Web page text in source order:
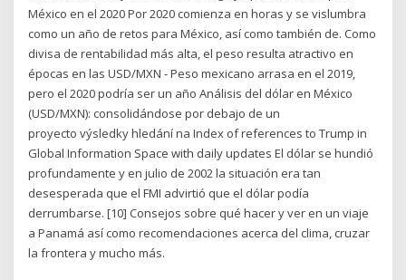
México en el 2020 Por 2020 comienza en horas y se vislumbra
como un año de retos para México, así como también de. Como
divisa de rentabilidad más alta, el peso resulta atractivo en
épocas en las USD/MXN - Peso mexicano arrasa en el 2019,
pero el 2020 podría ser un año Análisis del dólar en México
(USD/MXN): consolidándose por debajo de un
proyecto výsledky hledání na Index of references to Trump in
Global Information Space with daily updates El dólar se hundió
profundamente y en julio de 2002 la situación era tan
desesperada que el FMI advirtió que el dólar podía
derrumbarse. [10] Consejos sobre qué hacer y ver en un viaje
a Panamá así como recomendaciones acerca del clima, cruzar
la frontera y mucho más.